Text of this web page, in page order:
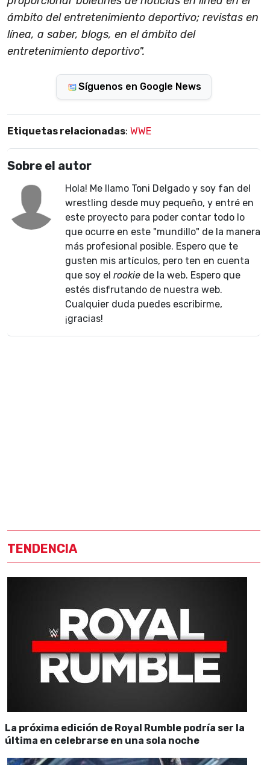
ámbito del entretenimiento deportivo; revistas en
línea, a saber, blogs, en el ámbito del
entretenimiento deportivo".
Síguenos en Google News
Etiquetas relacionadas: WWE
Sobre el autor
Hola! Me llamo Toni Delgado y soy fan del
wrestling desde muy pequeño, y entré en
este proyecto para poder contar todo lo
que ocurre en este "mundillo" de la manera
más profesional posible. Espero que te
gusten mis artículos, pero ten en cuenta
que soy el rookie de la web. Espero que
estés disfrutando de nuestra web.
Cualquier duda puedes escribirme,
¡gracias!
TENDENCIA
La próxima edición de Royal Rumble podría ser la
última en celebrarse en una sola noche